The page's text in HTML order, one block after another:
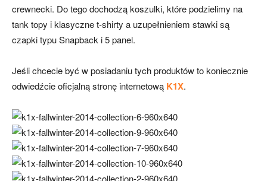
crewnecki. Do tego dochodzą koszulki, które podzielimy na
tank topy i klasyczne t-shirty a uzupełnieniem stawki są
czapki typu Snapback i 5 panel.
Jeśli chcecie być w posiadaniu tych produktów to koniecznie
odwiedźcie oficjalną stronę internetową K1X.